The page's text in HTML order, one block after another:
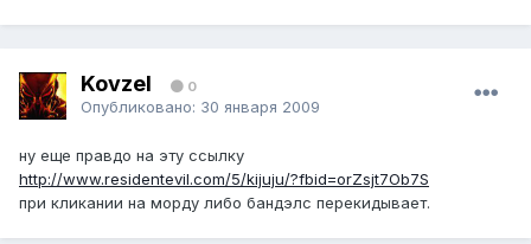
Kovzel 0
Опубликовано: 30 января 2009
ну еще правдо на эту ссылку
http://www.residentevil.com/5/kijuju/?fbid=orZsjt7Ob7S
при кликании на морду либо бандэлс перекидывает.